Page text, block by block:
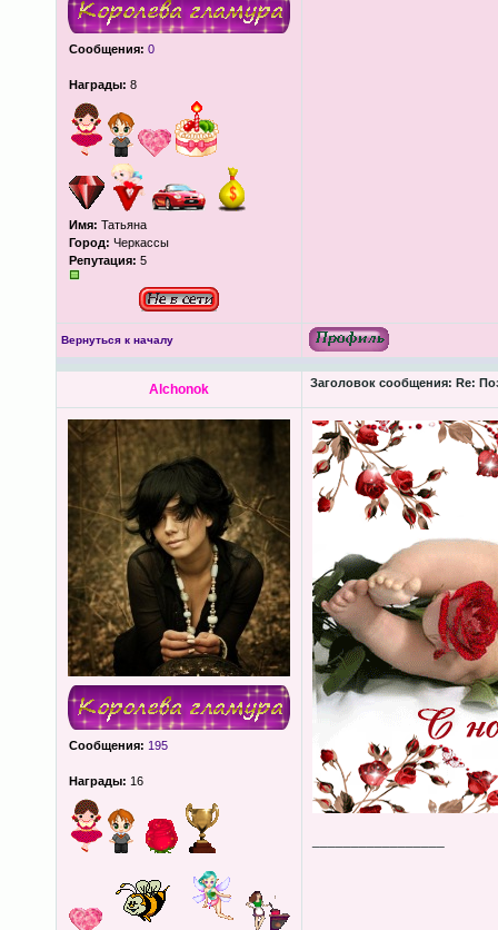
Сообщения: 0
Награды: 8
Имя: Татьяна
Город: Черкассы
Репутация: 5
Вернуться к началу
Alchonok Заголовок сообщения: Re:
Сообщения: 195
Награды: 16